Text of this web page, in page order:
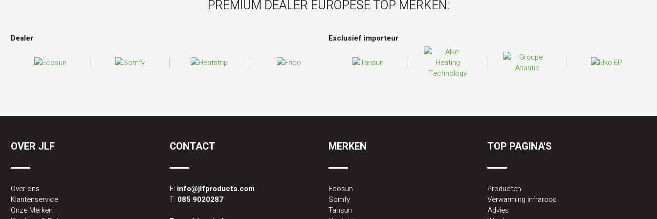
PREMIUM DEALER EUROPESE TOP MERKEN:
Dealer Exclusief importeur
OVER JLF
Over ons
Klantenservice
Onze Merken
CONTACT
E: info@jlfproducts.com
T: 085 9020287
MERKEN
Ecosun
Somfy
Tansun
TOP PAGINA'S
Producten
Verwarming infrarood
Advies